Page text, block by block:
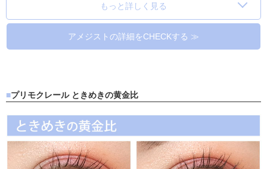
もっと詳しく見る
アメジストの詳細をCHECKする ≫
プリモクレール ときめきの黄金比